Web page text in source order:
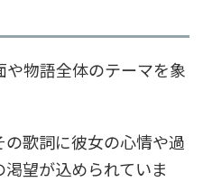
物語全体のテーマを象
歌詞に彼女の心情や過
望が込められていま